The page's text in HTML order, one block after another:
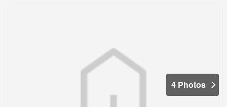
4 Photos